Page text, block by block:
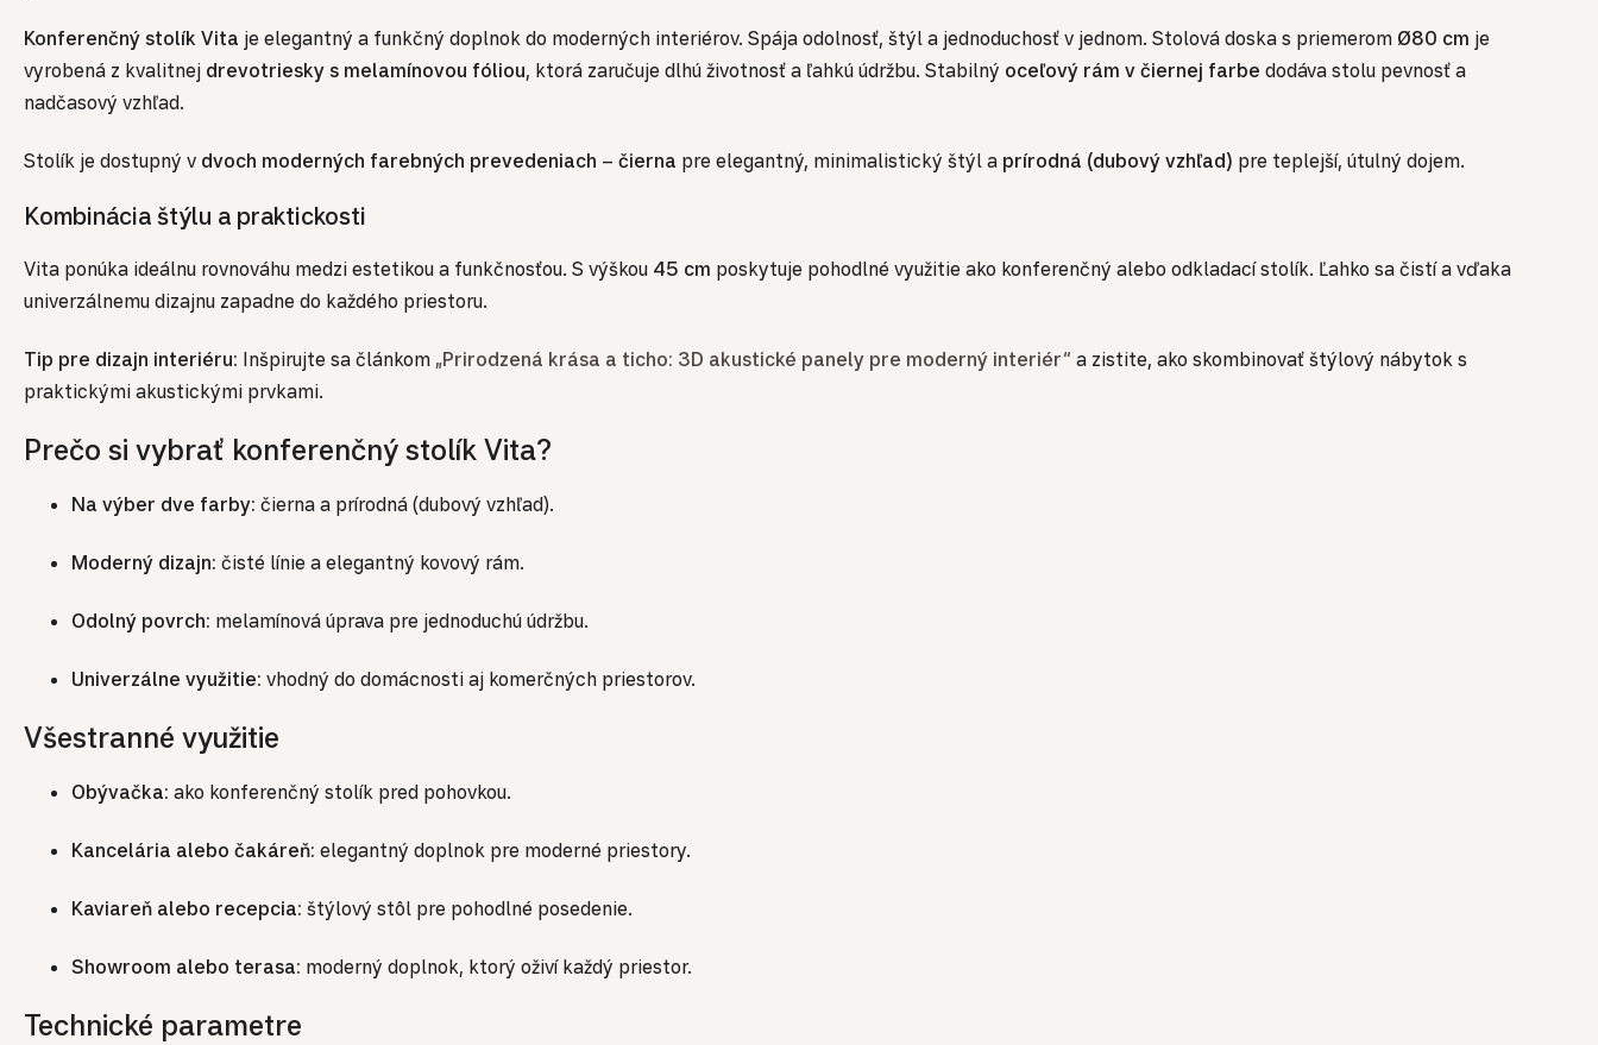
Konferenčný stolík Vita je elegantný a funkčný doplnok do moderných interiérov. Spája odolnosť, štýl a jednoduchosť v jednom. Stolová doska s priemerom Ø80 cm je
vyrobená z kvalitnej drevotriesky s melamínovou fóliou, ktorá zaručuje dlhú životnosť a ľahkú údržbu. Stabilný oceľový rám v čiernej farbe dodáva stolu pevnosť a
nadčasový vzhľad.
Stolík je dostupný v dvoch moderných farebných prevedeniach – čierna pre elegantný, minimalistický štýl a prírodná (dubový vzhľad) pre teplejší, útulný dojem.
Kombinácia štýlu a praktickosti
Vita ponúka ideálnu rovnováhu medzi estetikou a funkčnosťou. S výškou 45 cm poskytuje pohodlné využitie ako konferenčný alebo odkladací stolík. Ľahko sa čistí a vďaka
univerzálnemu dizajnu zapadne do každého priestoru.
Tip pre dizajn interiéru: Inšpirujte sa článkom „Prirodzená krása a ticho: 3D akustické panely pre moderný interiér“ a zistite, ako skombinovať štýlový nábytok s
praktickými akustickými prvkami.
Prečo si vybrať konferenčný stolík Vita?
Na výber dve farby: čierna a prírodná (dubový vzhľad).
Moderný dizajn: čisté línie a elegantný kovový rám.
Odolný povrch: melamínová úprava pre jednoduchú údržbu.
Univerzálne využitie: vhodný do domácnosti aj komerčných priestorov.
Všestranné využitie
Obývačka: ako konferenčný stolík pred pohovkou.
Kancelária alebo čakáreň: elegantný doplnok pre moderné priestory.
Kaviareň alebo recepcia: štýlový stôl pre pohodlné posedenie.
Showroom alebo terasa: moderný doplnok, ktorý oživí každý priestor.
Technické parametre